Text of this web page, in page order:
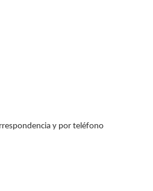
y por teléfono